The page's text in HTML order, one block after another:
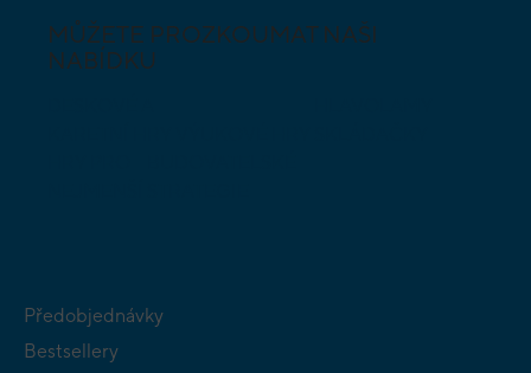
MŮŽETE PROZKOUMAT NAŠI
NABÍDKU
Předobjednávky
Bestsellery